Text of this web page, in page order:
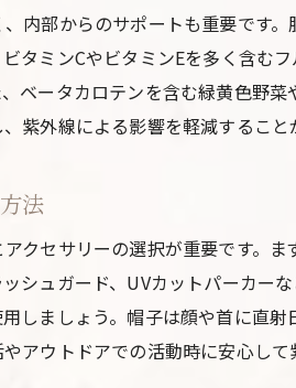
忙しい人でも続け
朝のルーティンに
家庭でできる紫外
紫外線による美容リス
紫外線による美容
美容専門家が薦め
内部からのサポートも重要です
タミンCやビタミンEを多く含む
ベータカロテンを含む緑黄色野
紫外線による影響を軽減すること
法
クセサリーの選択が重要です。
シュガード、UVカットパーカ
しましょう。帽子は顔や首に直
アウトドアでの活動時に安心して